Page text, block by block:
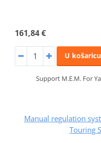
161,84 €
U košaricu
Support M.E.M. For
Manual regulation
Touring